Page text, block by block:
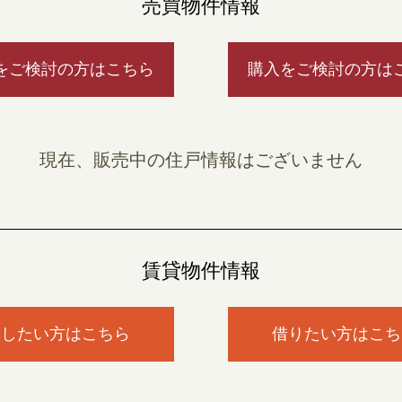
売買物件情報
ご検討の方はこちら 購入をご検討の方は
現在、販売中の住戸情報はございません
賃貸物件情報
たい方はこちら 借りたい方はこち